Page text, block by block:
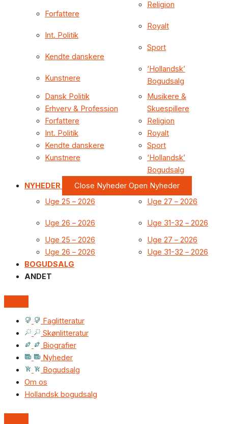
Forfattere
Int. Politik
Kendte danskere
Kunstnere
Religion
Royalt
Sport
‘Hollandsk’
Bogudsalg
Dansk Politik
Erhverv & Profession
Forfattere
Int. Politik
Kendte danskere
Kunstnere
Musikere &
Skuespillere
Religion
Royalt
Sport
‘Hollandsk’
Bogudsalg
NYHEDER
Close Nyheder Open Nyheder
Uge 25 – 2026
Uge 26 – 2026
Uge 27 – 2026
Uge 31-32 – 2026
Uge 25 – 2026
Uge 26 – 2026
Uge 27 – 2026
Uge 31-32 – 2026
BOGUDSALG
ANDET
Faglitteratur
Skønlitteratur
Biografier
Nyheder
Bogudsalg
Om os
Hollandsk bogudsalg